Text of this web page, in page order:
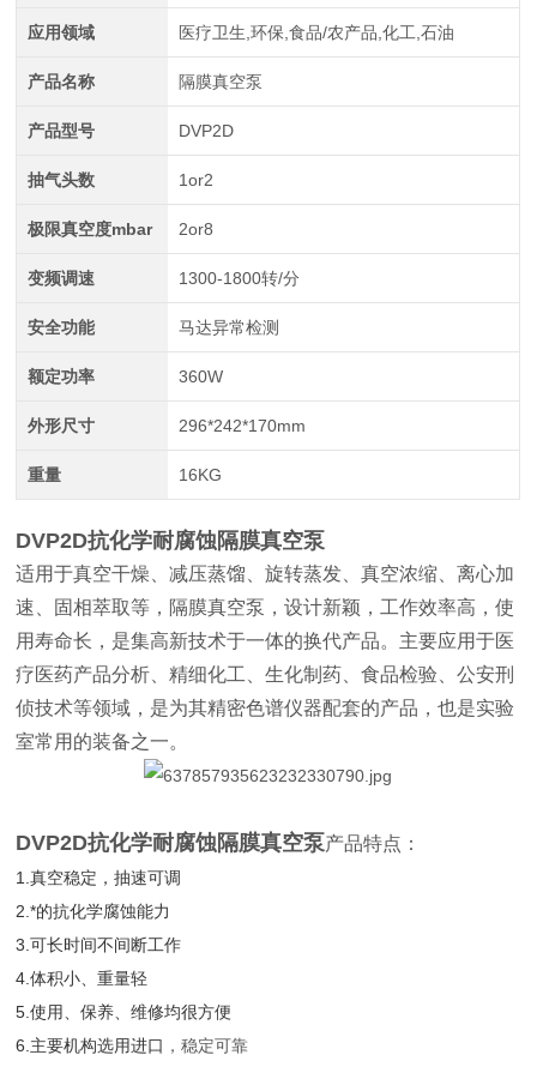
应用领域 医疗卫生,环保,食品/农产品,化工,石油
产品名称 隔膜真空泵
产品型号 DVP2D
抽气头数 1or2
极限真空度mbar 2or8
变频调速 1300-1800转/分
安全功能 马达异常检测
额定功率 360W
外形尺寸 296*242*170mm
重量 16KG
DVP2D抗化学耐腐蚀隔膜真空泵
适用于真空干燥、减压蒸馏、旋转蒸发、真空浓缩、离心加
速、固相萃取等，隔膜真空泵，设计新颖，工作效率高，使
用寿命长，是集高新技术于一体的换代产品。主要应用于医
疗医药产品分析、精细化工、生化制药、食品检验、公安刑
侦技术等领域，是为其精密色谱仪器配套的产品，也是实验
室常用的装备之一。
DVP2D抗化学耐腐蚀隔膜真空泵产品特点：
1.真空稳定，抽速可调
2.*的抗化学腐蚀能力
3.可长时间不间断工作
4.体积小、重量轻
5.使用、保养、维修均很方便
6.主要机构选用进口 ，稳定可靠